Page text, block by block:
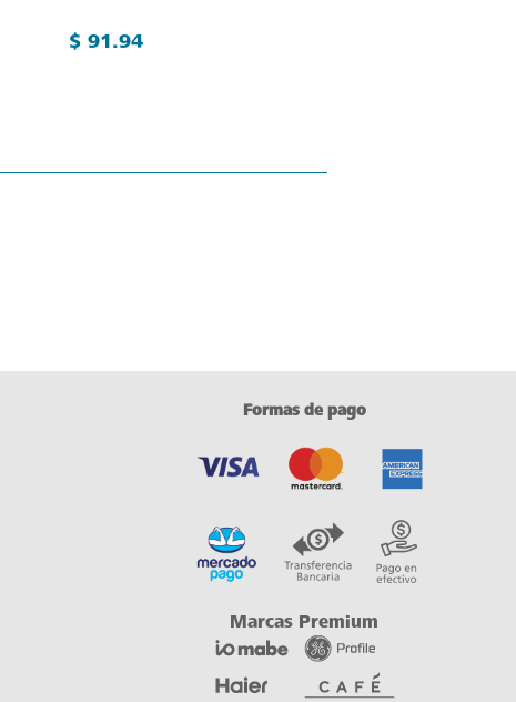
$ 91.94
Formas de pago